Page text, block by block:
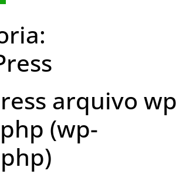
arquivo wp
(wp-